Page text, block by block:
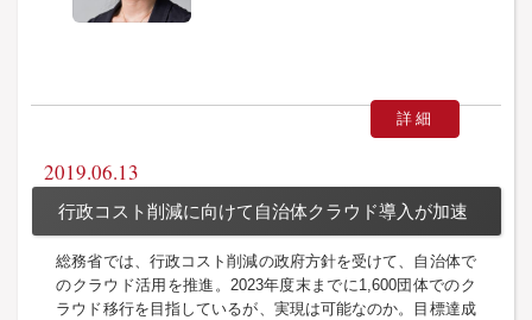
詳細
2019.06.13
行政コスト削減に向けて自治体クラウド導入が加速
総務省では、行政コスト削減の政府方針を受けて、自治体で
のクラウド活用を推進。2023年度末までに1,600団体でのク
ラウド移行を目指しているが、実現は可能なのか。目標達成